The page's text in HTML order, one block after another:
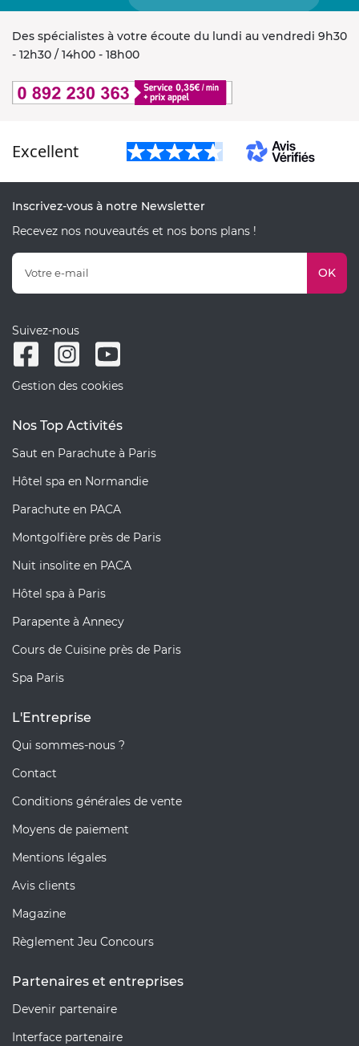
Des spécialistes à votre écoute du lundi au vendredi 9h30
- 12h30 / 14h00 - 18h00
Excellent
Inscrivez-vous à notre Newsletter
Recevez nos nouveautés et nos bons plans !
OK
Suivez-nous
Gestion des cookies
Nos Top Activités
Saut en Parachute à Paris
Hôtel spa en Normandie
Parachute en PACA
Montgolfière près de Paris
Nuit insolite en PACA
Hôtel spa à Paris
Parapente à Annecy
Cours de Cuisine près de Paris
Spa Paris
L'Entreprise
Qui sommes-nous ?
Contact
Conditions générales de vente
Moyens de paiement
Mentions légales
Avis clients
Magazine
Règlement Jeu Concours
Partenaires et entreprises
Devenir partenaire
Interface partenaire